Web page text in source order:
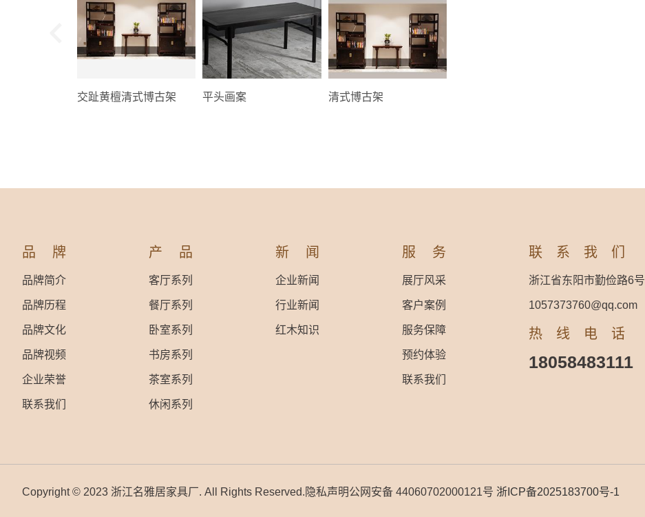
交趾黄檀清式博古架 平头画案 清式博古架
品牌
品牌简介
品牌历程
品牌文化
品牌视频
企业荣誉
联系我们
产品
客厅系列
餐厅系列
卧室系列
书房系列
茶室系列
休闲系列
新闻
企业新闻
行业新闻
红木知识
服务
展厅风采
客户案例
服务保障
预约体验
联系我们
联系我们
浙江省东阳市勤俭路6号
1057373760@qq.com
热线电话
18058483111
Copyright © 2023 浙江名雅居家具厂. All Rights Reserved.隐私声明公网安备 44060702000121号 浙ICP备2025183700号-1